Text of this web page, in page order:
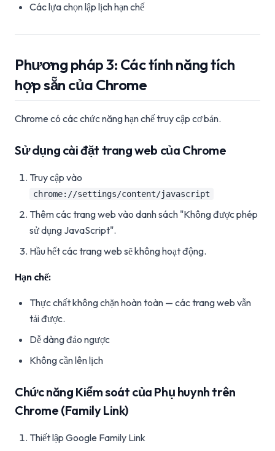
Các lựa chọn lập lịch hạn chế
Phương pháp 3: Các tính năng tích
hợp sẵn của Chrome
Chrome có các chức năng hạn chế truy cập cơ bản.
Sử dụng cài đặt trang web của Chrome
Truy cập vào
chrome://settings/content/javascript
Thêm các trang web vào danh sách "Không được phép
sử dụng JavaScript".
Hầu hết các trang web sẽ không hoạt động.
Hạn chế:
Thực chất không chặn hoàn toàn — các trang web vẫn
tải được.
Dễ dàng đảo ngược
Không cần lên lịch
Chức năng Kiểm soát của Phụ huynh trên
Chrome (Family Link)
Thiết lập Google Family Link